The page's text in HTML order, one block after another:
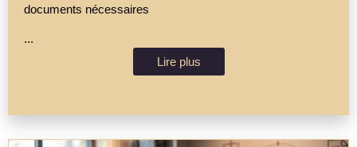
documents nécessaires
...
Lire plus